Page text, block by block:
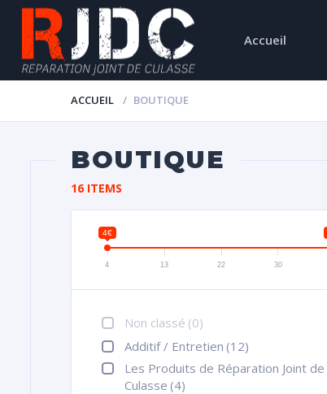
Accueil
ACCUEIL BOUTIQUE
BOUTIQUE
16 ITEMS
4€
4 13 22 30
Non classé (0)
Additif / Entretien (12)
Les Produits de Réparation Joint de
Culasse (4)